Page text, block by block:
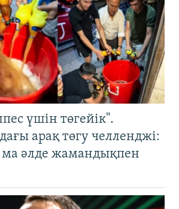
үшін төгейік".
арақ төгу челленджі:
әлде жамандықпен